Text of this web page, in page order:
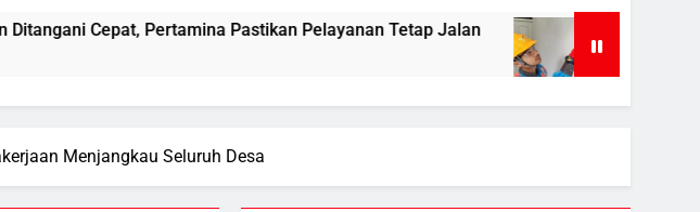
Pertamina Pastikan Pelayanan Tetap Jalan Sistem Listrik Kalselteng
1 Day Ago
Menjangkau Seluruh Desa